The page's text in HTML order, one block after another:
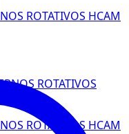
ROTATIVOS HCAM
ROTATIVOS HCAM